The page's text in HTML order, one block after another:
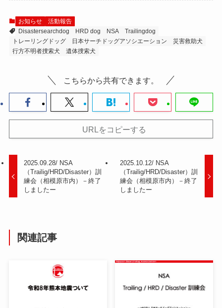
お知らせ
活動報告
Disastersearchdog
HRD dog NSA
Trailingdog
トレーリングドッグ
日本サーチドッグアソシエーション
災害救助犬
行方不明者捜索犬
遺体捜索犬
こちらから共有できます。
URLをコピーする
2025.09.28/ NSA
（Trailig/HRD/Disaster）訓
練会（相模原市内）－終了
しましたー
2025.10.12/ NSA
（Trailig/HRD/Disaster）訓
練会（相模原市内）－終了
しましたー
関連記事